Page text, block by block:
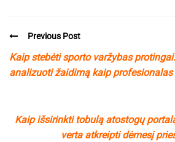
Previous Post
Kaip stebėti sporto varžybas
analizuoti žaidimą kaip profesionalas
Kaip išsirinkti tobulą atostogų
verta atkreipti dėmesį